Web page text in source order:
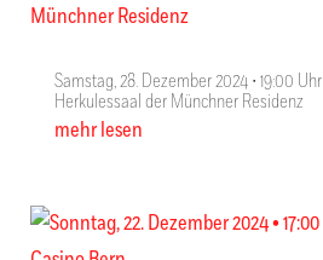
Samstag, 28. Dezember 2024 ∙ 19:00 Uhr
Herkulessaal der Münchner Residenz
mehr lesen